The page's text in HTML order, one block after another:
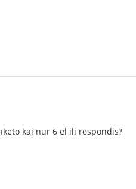
kaj nur 6 el ili respondis?